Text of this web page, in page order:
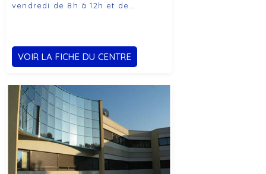
vendredi de 8h à 12h et de…
VOIR LA FICHE DU CENTRE